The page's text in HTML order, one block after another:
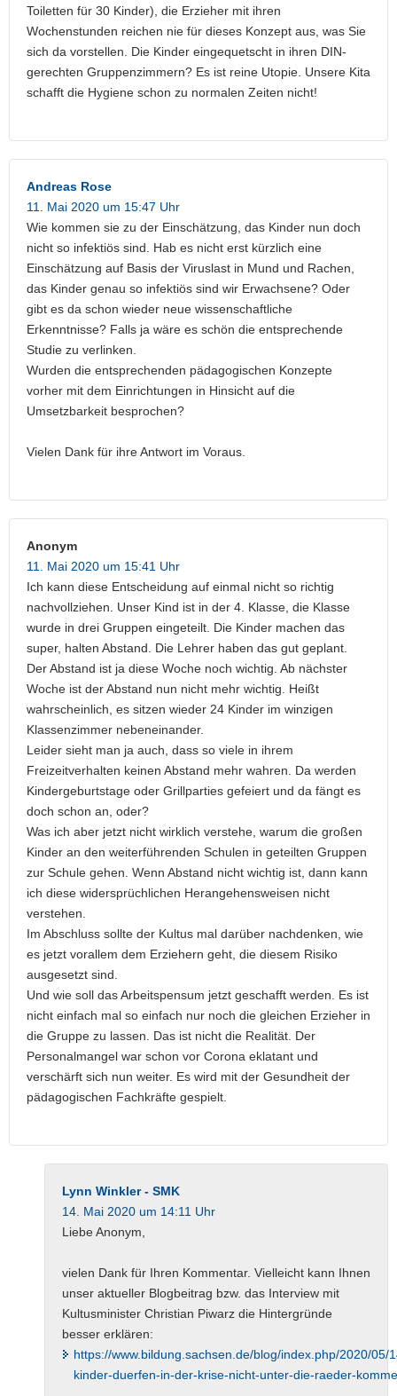
Toiletten für 30 Kinder), die Erzieher mit ihren
Wochenstunden reichen nie für dieses Konzept aus, was Sie
sich da vorstellen. Die Kinder eingequetscht in ihren DIN-
gerechten Gruppenzimmern? Es ist reine Utopie. Unsere Kita
schafft die Hygiene schon zu normalen Zeiten nicht!
Andreas Rose
11. Mai 2020 um 15:47 Uhr
Wie kommen sie zu der Einschätzung, das Kinder nun doch
nicht so infektiös sind. Hab es nicht erst kürzlich eine
Einschätzung auf Basis der Viruslast in Mund und Rachen,
das Kinder genau so infektiös sind wir Erwachsene? Oder
gibt es da schon wieder neue wissenschaftliche
Erkenntnisse? Falls ja wäre es schön die entsprechende
Studie zu verlinken.
Wurden die entsprechenden pädagogischen Konzepte
vorher mit dem Einrichtungen in Hinsicht auf die
Umsetzbarkeit besprochen?
Vielen Dank für ihre Antwort im Voraus.
Anonym
11. Mai 2020 um 15:41 Uhr
Ich kann diese Entscheidung auf einmal nicht so richtig
nachvollziehen. Unser Kind ist in der 4. Klasse, die Klasse
wurde in drei Gruppen eingeteilt. Die Kinder machen das
super, halten Abstand. Die Lehrer haben das gut geplant.
Der Abstand ist ja diese Woche noch wichtig. Ab nächster
Woche ist der Abstand nun nicht mehr wichtig. Heißt
wahrscheinlich, es sitzen wieder 24 Kinder im winzigen
Klassenzimmer nebeneinander.
Leider sieht man ja auch, dass so viele in ihrem
Freizeitverhalten keinen Abstand mehr wahren. Da werden
Kindergeburtstage oder Grillparties gefeiert und da fängt es
doch schon an, oder?
Was ich aber jetzt nicht wirklich verstehe, warum die großen
Kinder an den weiterführenden Schulen in geteilten Gruppen
zur Schule gehen. Wenn Abstand nicht wichtig ist, dann kann
ich diese widersprüchlichen Herangehensweisen nicht
verstehen.
Im Abschluss sollte der Kultus mal darüber nachdenken, wie
es jetzt vorallem dem Erziehern geht, die diesem Risiko
ausgesetzt sind.
Und wie soll das Arbeitspensum jetzt geschafft werden. Es ist
nicht einfach mal so einfach nur noch die gleichen Erzieher in
die Gruppe zu lassen. Das ist nicht die Realität. Der
Personalmangel war schon vor Corona eklatant und
verschärft sich nun weiter. Es wird mit der Gesundheit der
pädagogischen Fachkräfte gespielt.
Lynn Winkler - SMK
14. Mai 2020 um 14:11 Uhr
Liebe Anonym,
vielen Dank für Ihren Kommentar. Vielleicht kann Ihnen
unser aktueller Blogbeitrag bzw. das Interview mit
Kultusminister Christian Piwarz die Hintergründe
besser erklären:
https://www.bildung.sachsen.de/blog/index.php/2020/05/
kinder-duerfen-in-der-krise-nicht-unter-die-raeder-